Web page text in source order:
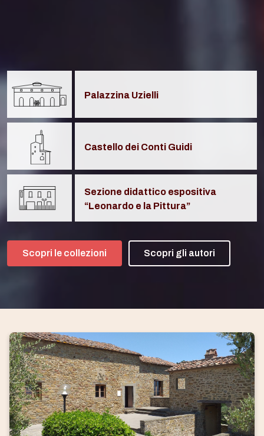
Palazzina Uzielli
Castello dei Conti Guidi
Sezione didattico espositiva
“Leonardo e la Pittura”
Scopri le collezioni Scopri gli autori